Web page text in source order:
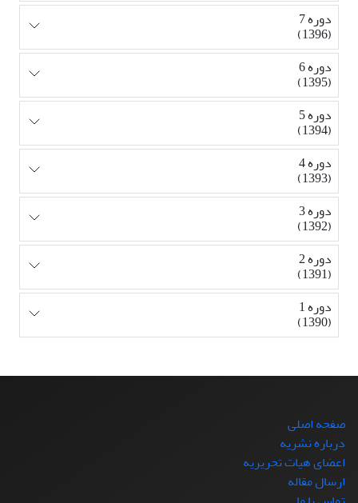
دوره 7
(1396)
دوره 6
(1395)
دوره 5
(1394)
دوره 4
(1393)
دوره 3
(1392)
دوره 2
(1391)
دوره 1
(1390)
صفحه اصلی
درباره نشریه
اعضای هیات تحریریه
ارسال مقاله